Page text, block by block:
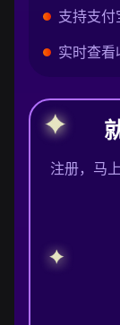
支持支
实时查
注册，马